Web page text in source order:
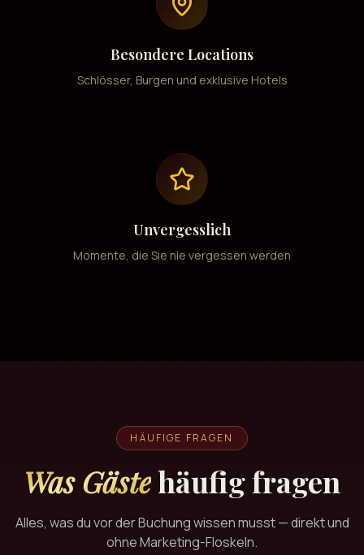
Besondere Locations
Schlösser, Burgen und exklusive Hotels
Unvergesslich
Momente, die Sie nie vergessen werden
HÄUFIGE FRAGEN
Was Gästehäufig fragen
Alles, was du vor der Buchung wissen musst — direkt und
ohne Marketing-Floskeln.